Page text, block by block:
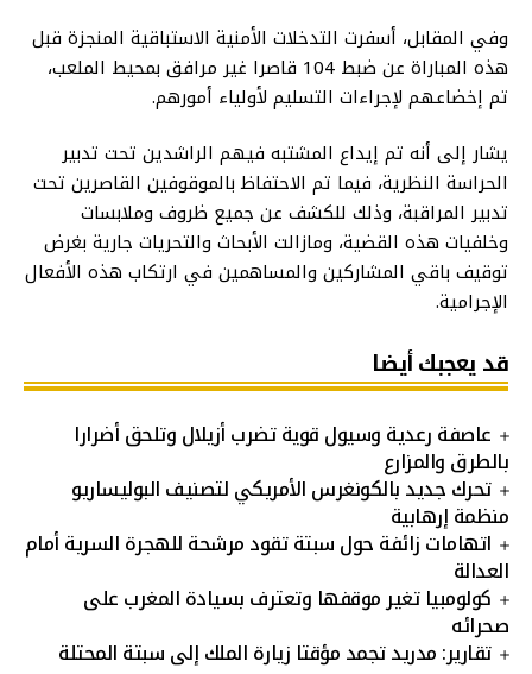
وفي المقابل، أسفرت التدخلات الأمنية الاستباقية المنجزة قبل
هذه المباراة عن ضبط 104 قاصرا غير مرافق بمحيط الملعب،
تم إخضاعهم لإجراءات التسليم لأولياء أمورهم.
يشار إلى أنه تم إيداع المشتبه فيهم الراشدين تحت تدبير
الحراسة النظرية، فيما تم الاحتفاظ بالموقوفين القاصرين تحت
تدبير المراقبة، وذلك للكشف عن جميع ظروف وملابسات
وخلفيات هذه القضية، ومازالت الأبحاث والتحريات جارية بغرض
توقيف باقي المشاركين والمساهمين في ارتكاب هذه الأفعال
الإجرامية.
قد يعجبك أيضا
عاصفة رعدية وسيول قوية تضرب أزيلال وتلحق أضرارا
بالطرق والمزارع
تحرك جديد بالكونغرس الأمريكي لتصنيف البوليساريو
منظمة إرهابية
اتهامات زائفة حول سبتة تقود مرشحة للهجرة السرية أمام
العدالة
كولومبيا تغير موقفها وتعترف بسيادة المغرب على
صحرائه
تقارير: مدريد تجمد مؤقتا زيارة الملك إلى سبتة المحتلة